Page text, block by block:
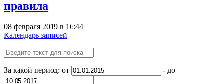
правила
08 февраля 2019 в 16:44
Календарь записей
За какой период: от - до